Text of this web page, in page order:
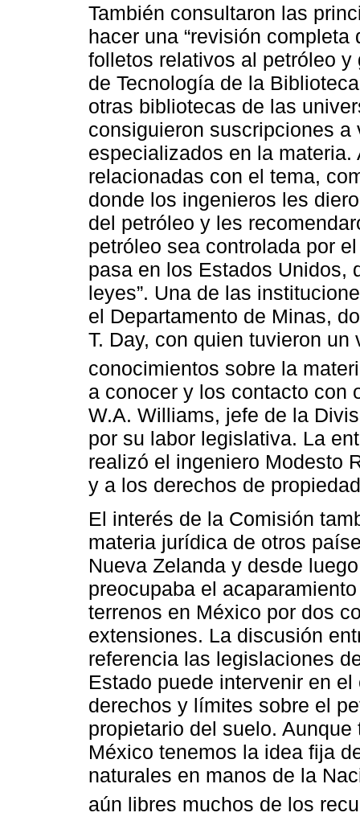
También consultaron las
hacer una “revisión
folletos relativos al petróleo
de Tecnología de la
otras bibliotecas de las
consiguieron suscripciones
especializados en la
relacionadas con el tema,
donde los ingenieros les
del petróleo y les
petróleo sea controlada por
pasa en los Estados Unidos,
leyes”. Una de las
el Departamento de Minas,
T. Day, con quien tuvieron
conocimientos sobre la
a conocer y los contacto con
W.A. Williams, jefe de la
por su labor legislativa. La
realizó el ingeniero Modesto
y a los derechos de
El interés de la Comisión
materia jurídica de otros
Nueva Zelanda y desde
preocupaba el
terrenos en México por dos
extensiones. La discusión
referencia las legislaciones
Estado puede intervenir en
derechos y límites sobre el
propietario del suelo.
México tenemos la idea fija
naturales en manos de la
aún libres muchos de los